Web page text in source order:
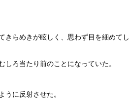
きらめきが眩しく、思わず目を細めてし
ろ当たり前のことになっていた。
うに反射させた。